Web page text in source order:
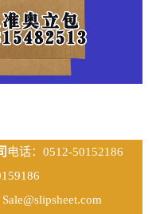
电话：0512-50152186
Sale@slipsheet.com